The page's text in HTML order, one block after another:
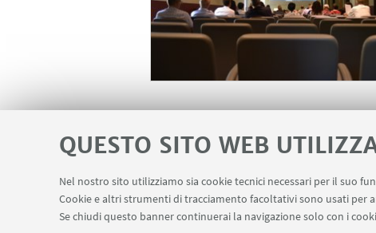
QUESTO SITO WEB
Nel nostro sito utilizziamo sia cookie tecnici necessari per il suo
Cookie e altri strumenti di tracciamento facoltativi sono usati per
Se chiudi questo banner continuerai la navigazione solo con i
Iscriversi